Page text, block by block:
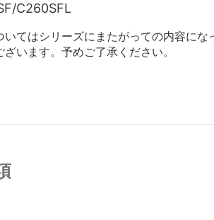
C260SFL
いてはシリーズにまたがっての内容に
います。予めご了承ください。